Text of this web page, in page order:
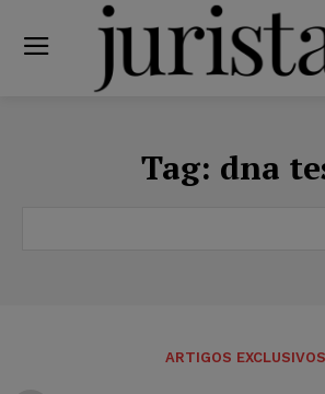
Tag: dna
ARTIGOS EXCLUSIVOS